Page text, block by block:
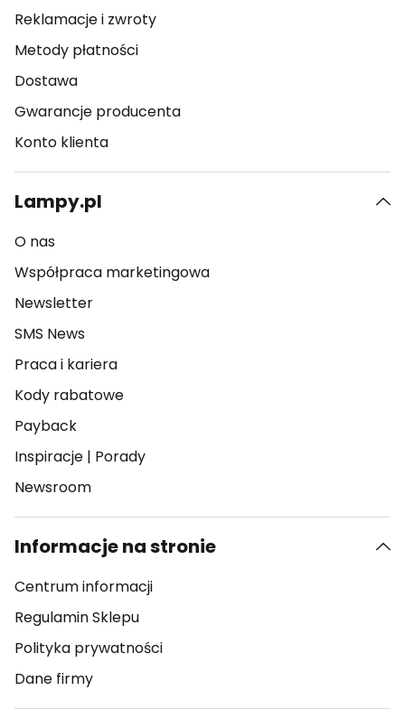
Reklamacje i zwroty
Metody płatności
Dostawa
Gwarancje producenta
Konto klienta
Lampy.pl
O nas
Współpraca marketingowa
Newsletter
SMS News
Praca i kariera
Kody rabatowe
Payback
Inspiracje | Porady
Newsroom
Informacje na stronie
Centrum informacji
Regulamin Sklepu
Polityka prywatności
Dane firmy